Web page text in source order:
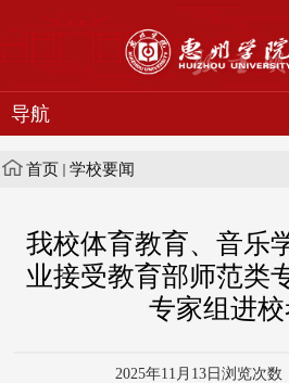
导航
首页 学校要闻
我校体育教育、音乐
业接受教育部师范类
专家组进
2025年11月13日 浏览次数